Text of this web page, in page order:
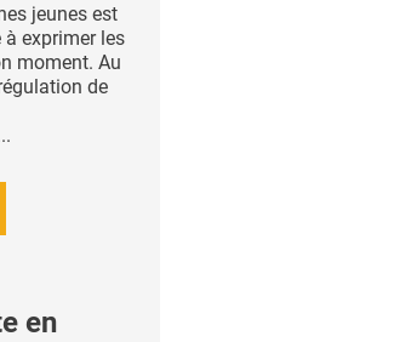
jeunes est
à exprimer les
moment. Au
de
en